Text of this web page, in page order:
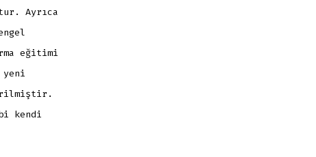
Ayrıca
eğitimi
yeni
kendi